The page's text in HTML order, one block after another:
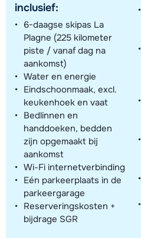
inclusief:
6-daagse skipas La
Plagne (225 kilometer
piste / vanaf dag na
aankomst)
Water en energie
Eindschoonmaak, excl.
keukenhoek en vaat
Bedlinnen en
handdoeken, bedden
zijn opgemaakt bij
aankomst
Wi-Fi internetverbinding
Eén parkeerplaats in de
parkeergarage
Reserveringskosten +
bijdrage SGR